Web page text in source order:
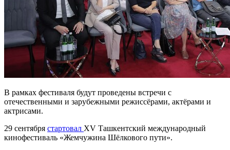
В рамках фестиваля будут проведены встречи с
отечественными и зарубежными режиссёрами, актёрами и
актрисами.
29 сентября стартовал XV Ташкентский международный
кинофестиваль «Жемчужина Шёлкового пути».